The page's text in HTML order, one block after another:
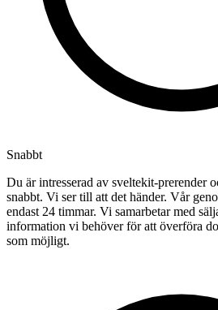
Snabbt
Du är intresserad av sveltekit-prerender
snabbt. Vi ser till att det händer. Vår
endast 24 timmar. Vi samarbetar med
information vi behöver för att överföra
som möjligt.